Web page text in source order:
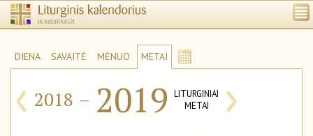
DIENA SAVAITĖ MĖNUO METAI
‹ 2018 – 2019 LITURGINIAI
METAI
›